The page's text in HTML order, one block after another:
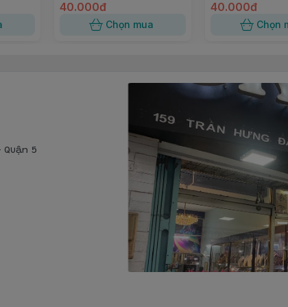
40.000đ
Chọn mua
40.000đ
Chọn
Quận 5